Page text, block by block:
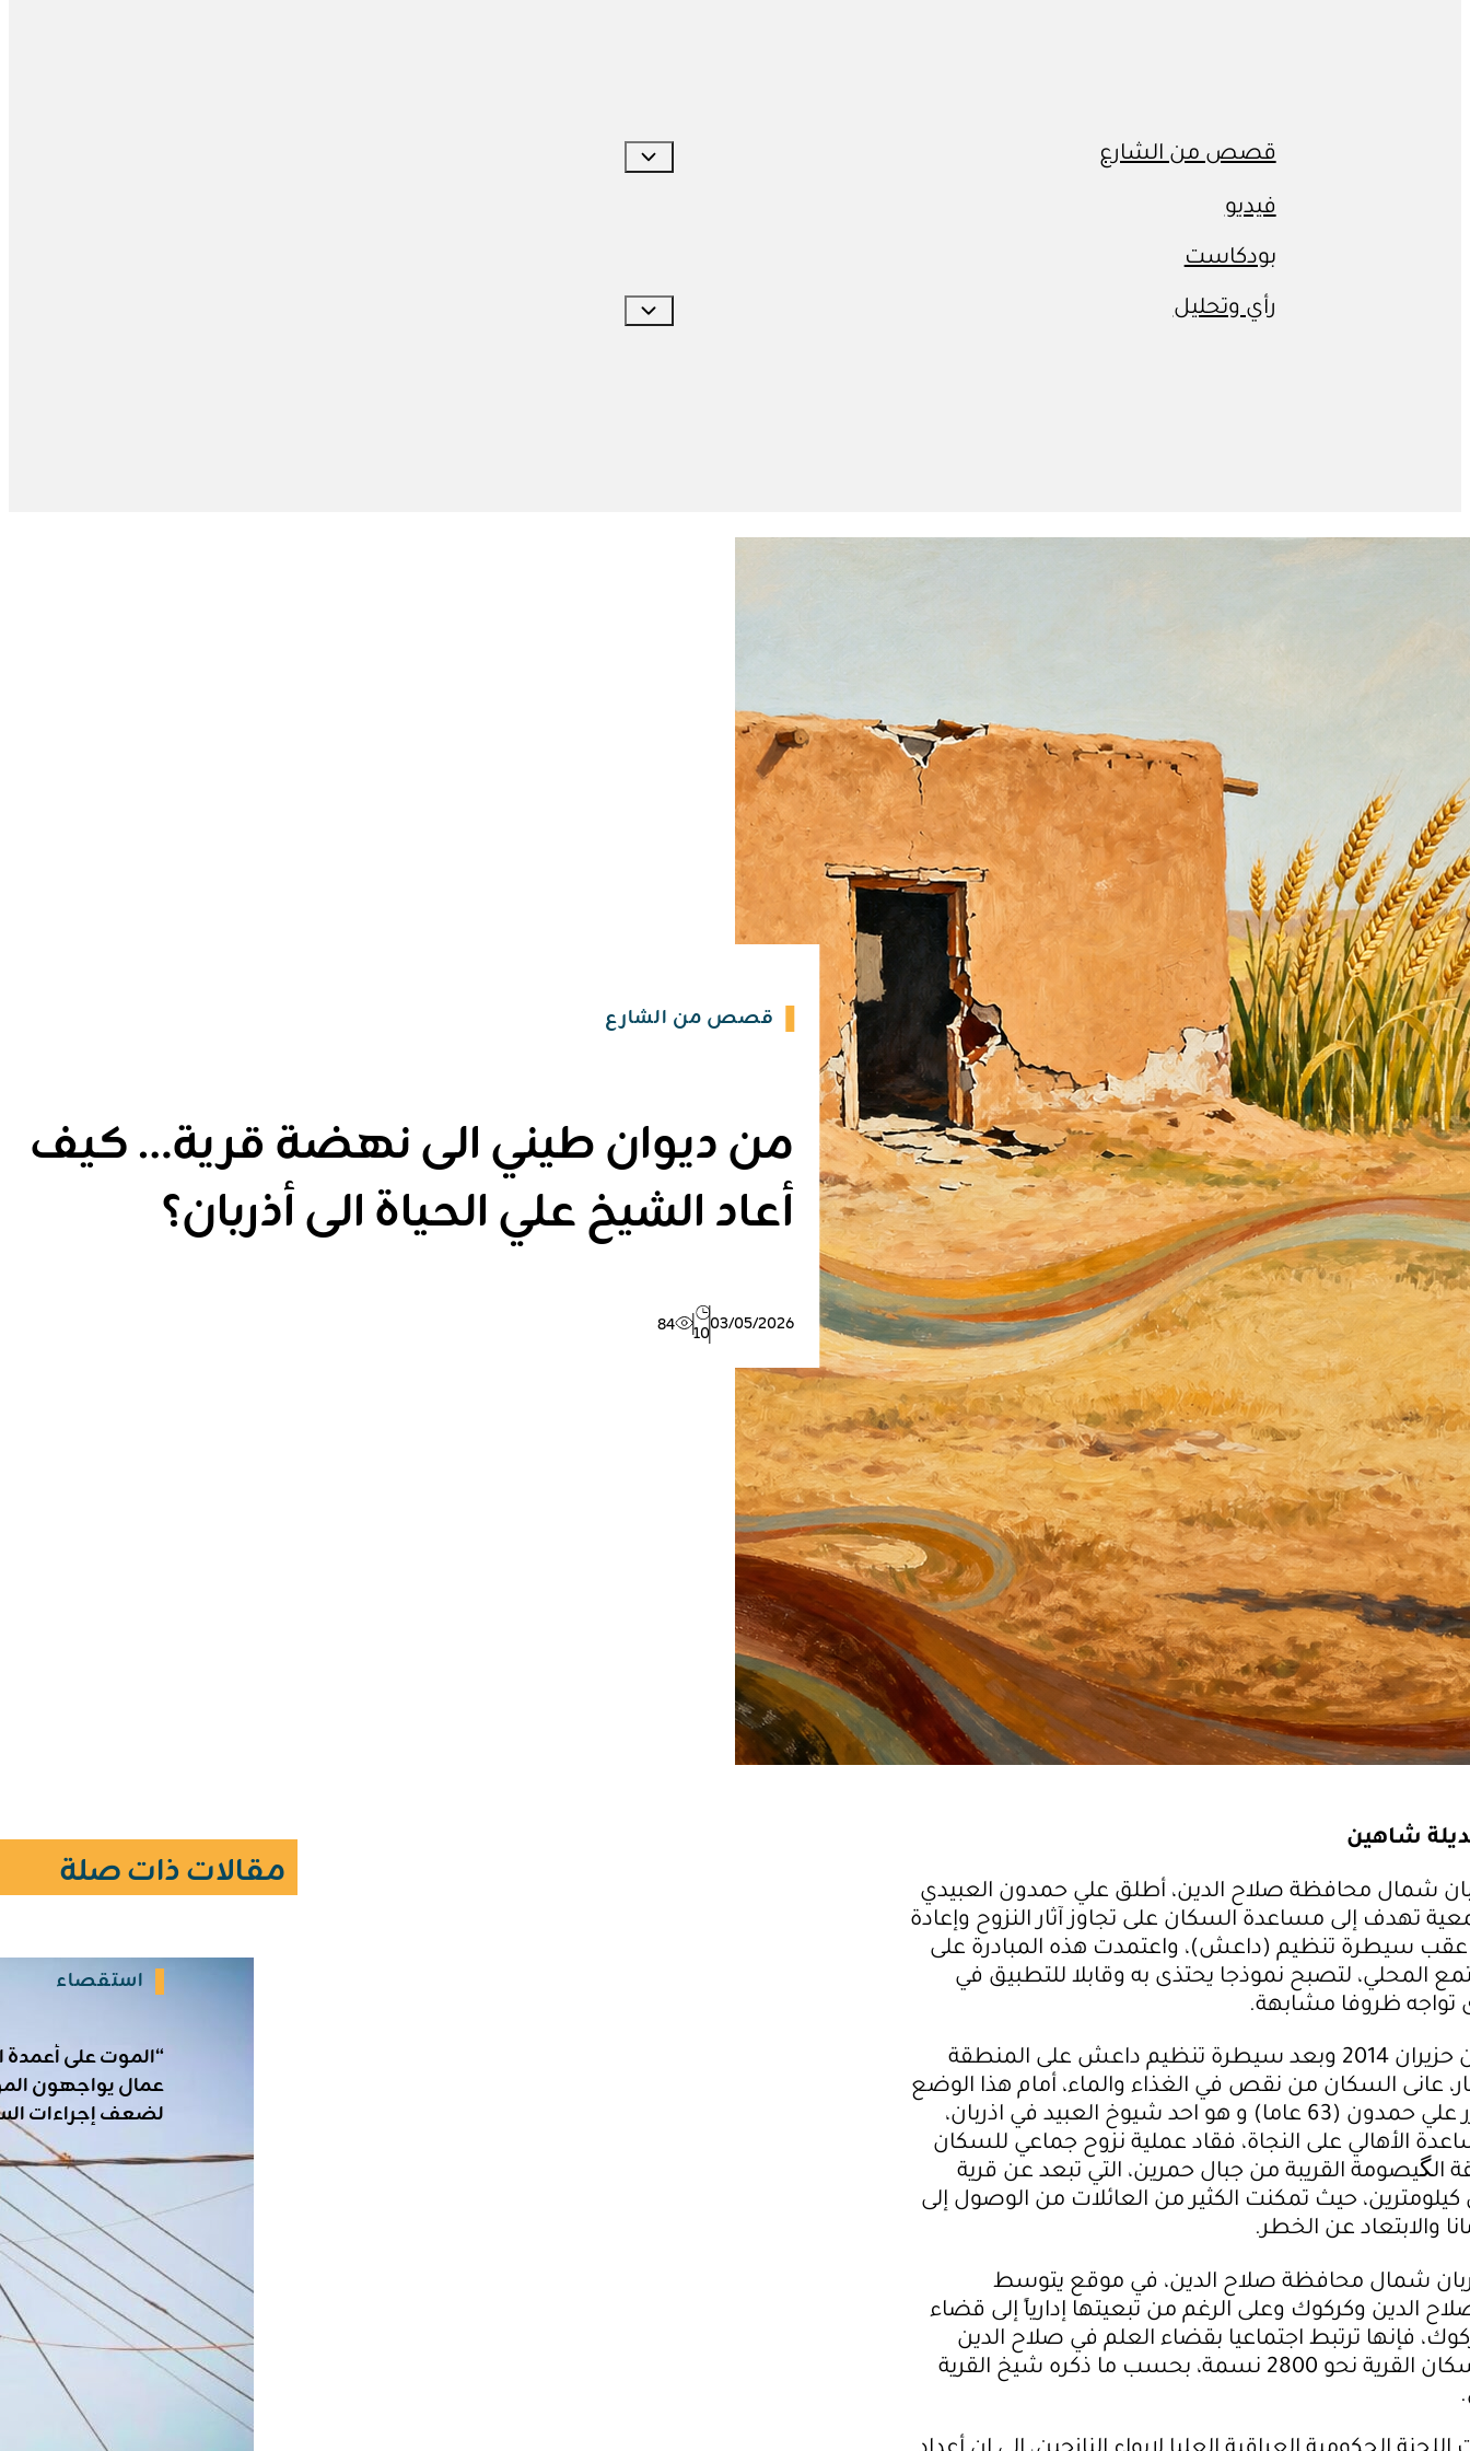
قصص من الشارع
فيديو
بودكاست
رأي وتحليل
قصص من الشارع
من ديوان طيني الى نهضة قرية… كيف
أعاد الشيخ علي الحياة الى أذربان؟
03/05/2026
10
84
شاهين
شمال محافظة صلاح الدين، أطلق علي حمدون العبيدي
تهدف إلى مساعدة السكان على تجاوز آثار النزوح وإعادة
عقب سيطرة تنظيم (داعش)، واعتمدت هذه المبادرة على
المحلي، لتصبح نموذجا يحتذى به وقابلا للتطبيق في
تواجه ظروفا مشابهة.
بتاريخ 20 من حزيران 2014 وبعد سيطرة تنظيم داعش على المنطقة
عانى السكان من نقص في الغذاء والماء، أمام هذا الوضع
الصعب، قرر علي حمدون (63 عاما) و هو احد شيوخ العبيد في اذربان،
الأهالي على النجاة، فقاد عملية نزوح جماعي للسكان
الگيصومة القريبة من جبال حمرين، التي تبعد عن قرية
كيلومترين، حيث تمكنت الكثير من العائلات من الوصول إلى
والابتعاد عن الخطر.
شمال محافظة صلاح الدين، في موقع يتوسط
الدين وكركوك وعلى الرغم من تبعيتها إدارياً إلى قضاء
فإنها ترتبط اجتماعيا بقضاء العلم في صلاح الدين
ويبلغ عدد سكان القرية نحو 2800 نسمة، بحسب ما ذكره شيخ القرية
مقالات ذات صلة
استقصاء
“الموت على أعمدة
عمال يواجهون
لضعف إجراءات